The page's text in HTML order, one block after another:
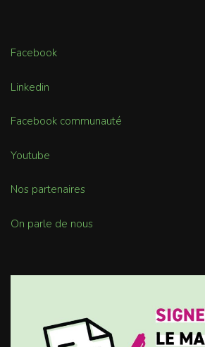
Facebook
Linkedin
Facebook communauté
Youtube
Nos partenaires
On parle de nous